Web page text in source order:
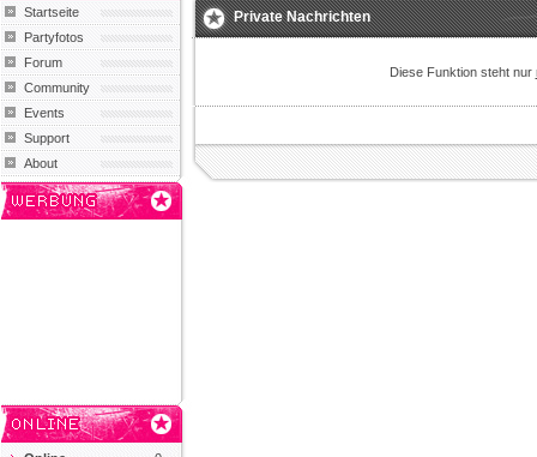
Startseite
Partyfotos
Forum
Community
Events
Support
About
Private Nachrichten
Diese Funktion steht nur